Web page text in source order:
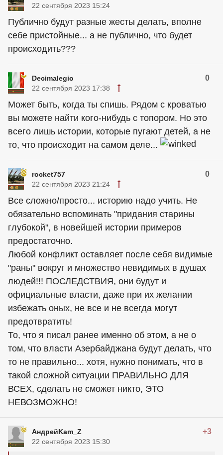
22 сентября 2023 15:24
Публично будут разные жесты делать, вполне
себе пристойные... а не публично, что будет
происходить???
Decimalegio 0
22 сентября 2023 17:38
Может быть, когда ты спишь. Рядом с кроватью
вы можете найти кого-нибудь с топором. Но это
всего лишь истории, которые пугают детей, а не
то, что происходит на самом деле...
rocket757 0
22 сентября 2023 21:24
Все сложно/просто... историю надо учить. Не
обязательно вспоминать "придания старины
глубокой", в новейшей истории примеров
предостаточно.
Любой конфликт оставляет после себя видимые
"раны" вокруг и множество невидимых в душах
людей!!! ПОСЛЕДСТВИЯ, они будут и
официальные власти, даже при их желании
избежать оных, не все и не всегда могут
предотвратить!
То, что я писал ранее именно об этом, а не о
том, что власти Азербайджана будут делать, что
то не правильно... хотя, нужно понимать, что в
такой сложной ситуации ПРАВИЛЬНО ДЛЯ
ВСЕХ, сделать не сможет никто, ЭТО
НЕВОЗМОЖНО!
АндрейKam_Z +3
22 сентября 2023 15:30